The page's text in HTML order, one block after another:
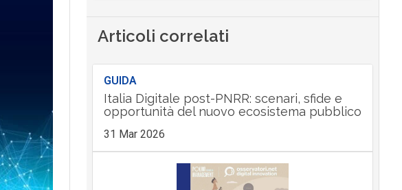
Articoli correlati
GUIDA
Italia Digitale post-PNRR: scenari, sfide e
opportunità del nuovo ecosistema pubblico
31 Mar 2026